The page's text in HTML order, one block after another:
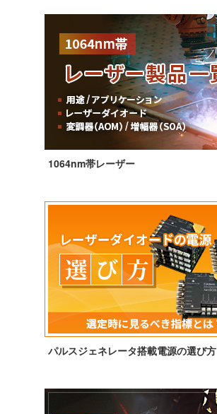
1064nm帯レーザー
パルスジェネレータ搭載電源の選び方